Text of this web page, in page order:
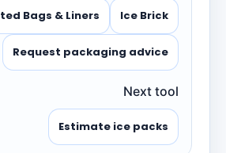
Ice Brick
Insulated Bags & Liners
Request packaging advice
Next tool
Estimate ice packs